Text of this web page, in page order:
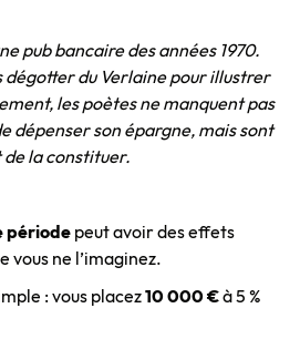
pub bancaire des années 1970.
dégotter du Verlaine pour illustrer
les poètes ne manquent pas
dépenser son épargne, mais sont
de la constituer.
période peut avoir des effets
vous ne l’imaginez.
: vous placez10 000 €à 5 %